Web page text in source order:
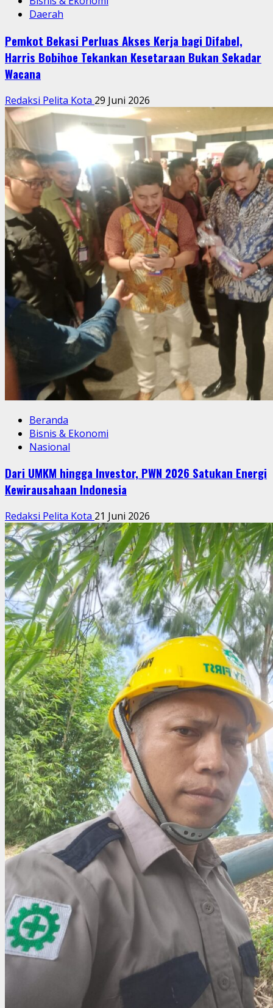
Daerah
Pemkot Bekasi Perluas Akses Kerja bagi Difabel,
Harris Bobihoe Tekankan Kesetaraan Bukan Sekadar
Wacana
Redaksi Pelita Kota 29 Juni 2026
Beranda
Bisnis & Ekonomi
Nasional
Dari UMKM hingga Investor, PWN 2026 Satukan Energi
Kewirausahaan Indonesia
Redaksi Pelita Kota 21 Juni 2026